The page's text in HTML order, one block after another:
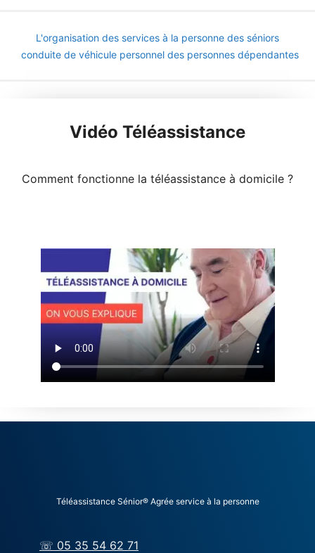
L'organisation des services à la personne des séniors
conduite de véhicule personnel des personnes dépendantes
Vidéo Téléassistance
Comment fonctionne la téléassistance à domicile ?
Téléassistance Sénior® Agrée service à la personne
☏ 05 35 54 62 71